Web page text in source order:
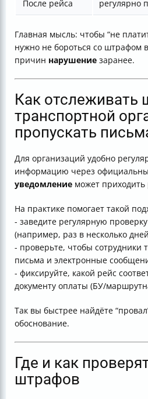
После рейса регулярно
Главная мысль: чтобы “не
нужно не бороться со штрафом
причин нарушение заранее.
Как отслеживать
транспортной
пропускать
Для организаций удобно
информацию через
уведомление может
На практике помогает такой
- заведите регулярную
(например, раз в несколько
- проверьте, чтобы сотрудники
письма и электронные
- фиксируйте, какой рейс
документу оплаты (БУ/
Так вы быстрее найдёте
обоснование.
Где и как
штрафов